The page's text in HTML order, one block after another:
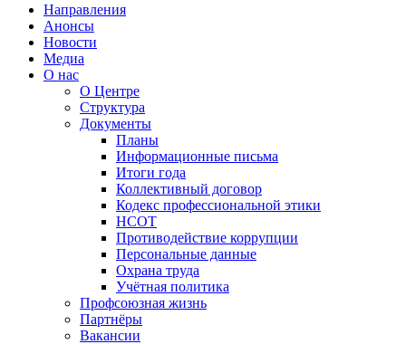
Направления
Анонсы
Новости
Медиа
О нас
О Центре
Структура
Документы
Планы
Информационные письма
Итоги года
Коллективный договор
Кодекс профессиональной этики
НСОТ
Противодействие коррупции
Персональные данные
Охрана труда
Учётная политика
Профсоюзная жизнь
Партнёры
Вакансии